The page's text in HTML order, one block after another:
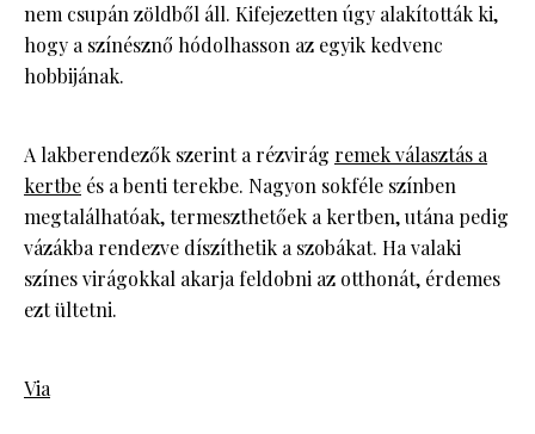
nem csupán zöldből áll. Kifejezetten úgy alakították ki,
hogy a színésznő hódolhasson az egyik kedvenc
hobbijának.
A lakberendezők szerint a rézvirág remek választás a
kertbe és a benti terekbe. Nagyon sokféle színben
megtalálhatóak, termeszthetőek a kertben, utána pedig
vázákba rendezve díszíthetik a szobákat. Ha valaki
színes virágokkal akarja feldobni az otthonát, érdemes
ezt ültetni.
Via